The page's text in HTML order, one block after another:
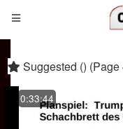
Suggested () (Page
0:33:44